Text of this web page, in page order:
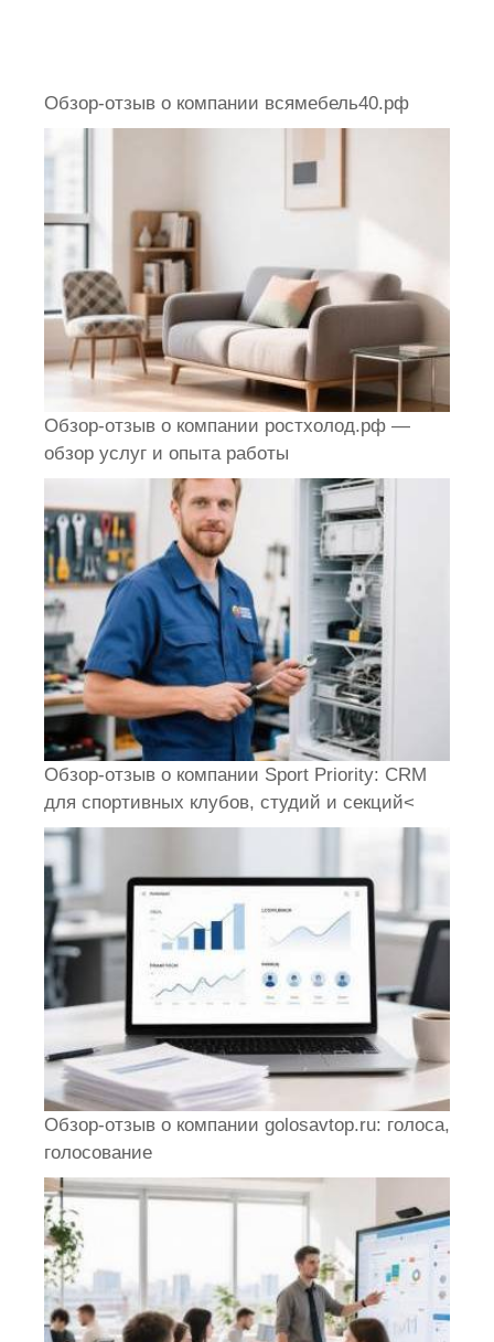
Обзор-отзыв о компании всямебель40.рф
Обзор-отзыв о компании ростхолод.рф —
обзор услуг и опыта работы
Обзор-отзыв о компании Sport Priority: CRM
для спортивных клубов, студий и секций<
Обзор-отзыв о компании golosavtop.ru: голоса,
голосование